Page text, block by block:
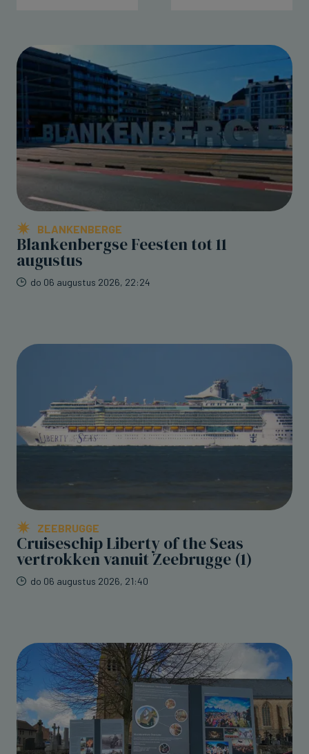
BLANKENBERGE
Blankenbergse Feesten tot 11
augustus
do 06 augustus 2026, 22:24
ZEEBRUGGE
Cruiseschip Liberty of the Seas
vertrokken vanuit Zeebrugge (1)
do 06 augustus 2026, 21:40